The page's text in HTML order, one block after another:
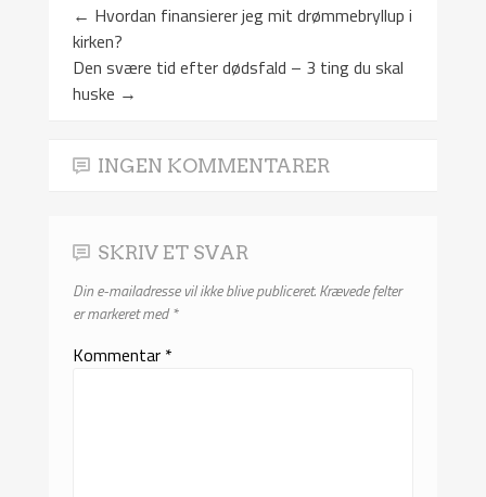
← Hvordan finansierer jeg mit drømmebryllup i
kirken?
Den svære tid efter dødsfald – 3 ting du skal
huske →
INGEN KOMMENTARER
SKRIV ET SVAR
Din e-mailadresse vil ikke blive publiceret.Krævede felter
er markeret med*
Kommentar *